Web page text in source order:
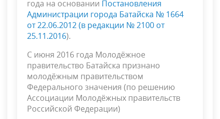
года на основании Постановления
Администрации города Батайска № 1664
от 22.06.2012 (в редакции № 2100 от
25.11.2016).
С июня 2016 года Молодёжное
правительство Батайска признано
молодёжным правительством
Федерального значения (по решению
Ассоциации Молодёжных правительств
Российской Федерации)